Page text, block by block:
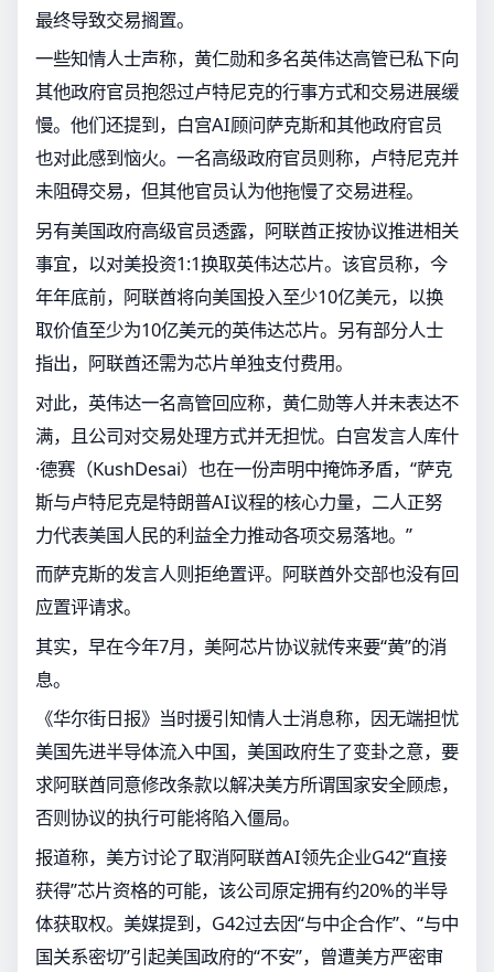
最终导致交易搁置。
一些知情人士声称，黄仁勋和多名英伟达高管已私下向
其他政府官员抱怨过卢特尼克的行事方式和交易进展缓
慢。他们还提到，白宫AI顾问萨克斯和其他政府官员
也对此感到恼火。一名高级政府官员则称，卢特尼克并
未阻碍交易，但其他官员认为他拖慢了交易进程。
另有美国政府高级官员透露，阿联酋正按协议推进相关
事宜，以对美投资1:1换取英伟达芯片。该官员称，今
年年底前，阿联酋将向美国投入至少10亿美元，以换
取价值至少为10亿美元的英伟达芯片。另有部分人士
指出，阿联酋还需为芯片单独支付费用。
对此，英伟达一名高管回应称，黄仁勋等人并未表达不
满，且公司对交易处理方式并无担忧。白宫发言人库什
·德赛（KushDesai）也在一份声明中掩饰矛盾，“萨克
斯与卢特尼克是特朗普AI议程的核心力量，二人正努
力代表美国人民的利益全力推动各项交易落地。”
而萨克斯的发言人则拒绝置评。阿联酋外交部也没有回
应置评请求。
其实，早在今年7月，美阿芯片协议就传来要“黄”的消
息。
《华尔街日报》当时援引知情人士消息称，因无端担忧
美国先进半导体流入中国，美国政府生了变卦之意，要
求阿联酋同意修改条款以解决美方所谓国家安全顾虑，
否则协议的执行可能将陷入僵局。
报道称，美方讨论了取消阿联酋AI领先企业G42“直接
获得”芯片资格的可能，该公司原定拥有约20%的半导
体获取权。美媒提到，G42过去因“与中企合作”、“与中
国关系密切”引起美国政府的“不安”，曾遭美方严密审